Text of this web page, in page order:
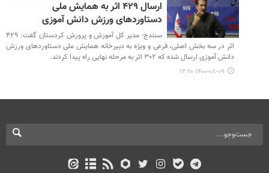
ارسال ۴۲۹ اثر به همایش ملی
دستاوردهای ورزش دانش آموزی
سنندج- مدیر کل آموزش و پرورش کردستان گفت: ۴۲۹
اثر در سه بخش اصلی، فرعی و ویژه به دبیرخانه همایش ملی دستاوردهای ورزش
دانش آموزی ارسال شده که ۳۰۲ اثر به مرحله نهایی راه پیدا کردند.
۱۴۰۰-۰۸-۰۹ ۱۲:۲۰